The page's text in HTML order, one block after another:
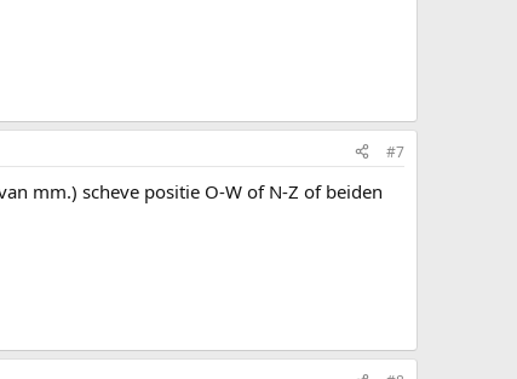
#7
mm.) scheve positie O-W of N-Z of beiden